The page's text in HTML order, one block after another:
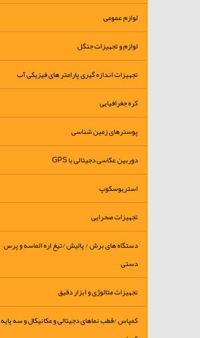
لوازم عمومی
لوازم و تجهیزات جنگل
تجهیزات اندازه گیری پارامتر های فیزیکی آب
کره جغرافیایی
پوسترهای زمین شناسی
دوربین عکاسی دجیتالی با GPS
استریوسکوپ
تجهیزات صحرایی
دستگاه های برش / پالیش /تیغ اره الماسه و پرس
دستی
تجهیزات متالوژی و ابزار دقیق
کمپاس /قطب نماهای دجیتالی و مکانیکال و سه پایه